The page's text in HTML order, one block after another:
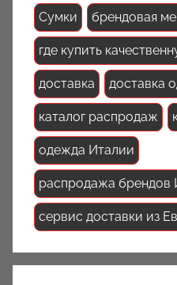
Сумки брендовая
где купить
доставка доставка
каталог распродаж
одежда Италии
распродажа брендов
сервис доставки из